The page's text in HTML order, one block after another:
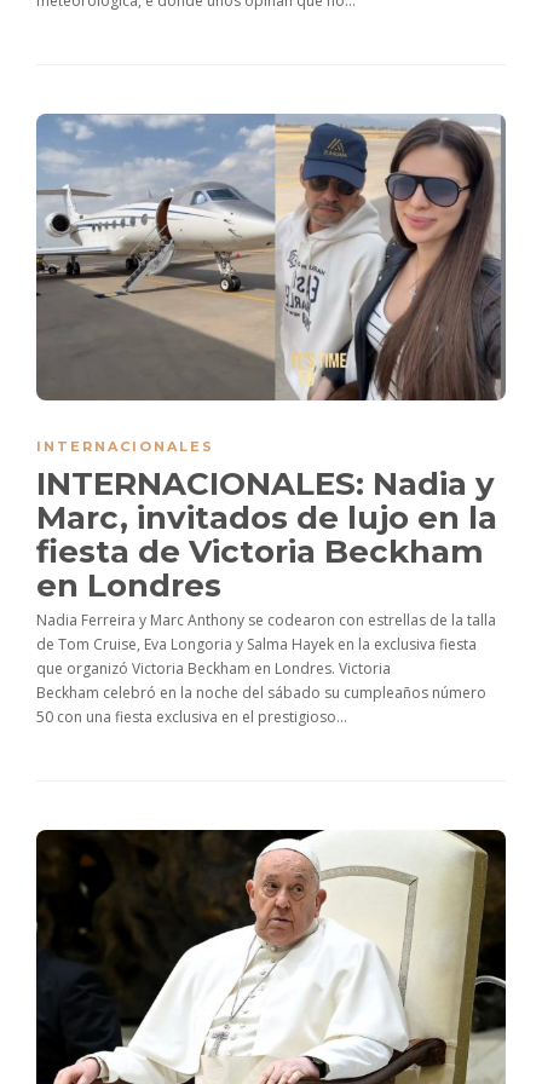
INTERNACIONALES
INTERNACIONALES: Nadia y
Marc, invitados de lujo en la
fiesta de Victoria Beckham
en Londres
Nadia Ferreira y Marc Anthony se codearon con estrellas de la talla
de Tom Cruise, Eva Longoria y Salma Hayek en la exclusiva fiesta
que organizó Victoria Beckham en Londres. Victoria
Beckham celebró en la noche del sábado su cumpleaños número
50 con una fiesta exclusiva en el prestigioso...